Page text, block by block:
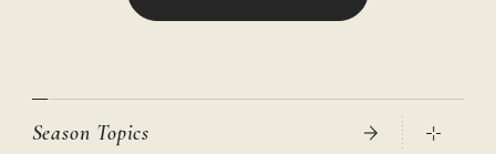
Season Topics